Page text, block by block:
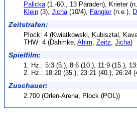
Palicka(1.-60., 13 Paraden), Krieter
Klein (3), Jicha(10/4), Fängler(n.e.),
Zeitstrafen:
Plock: 4 (Kwiatkowski, Kubisztal,
THW: 4 (Dahmke, Ahlm, Zeitz, Jicha)
Spielfilm:
1. Hz.: 5:3 (5.), 8:6 (10.), 11:9 (15.),
2. Hz.: 18:20 (35.), 23:21 (40.), 26:24
Zuschauer:
2.700 (Orlen-Arena, Plock (POL))